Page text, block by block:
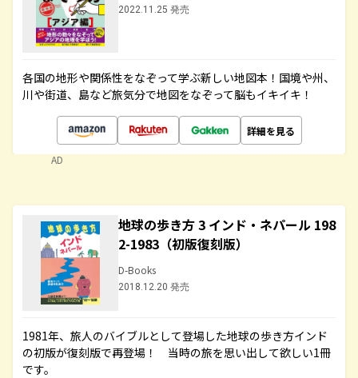
2022.11.25 発売
各国の地形や関係性をなぞって学ぶ新しい地図本！国境や州、
川や街道、島など旅気分で地図をなぞって脳もイキイキ！
詳細を見る
AD
地球の歩き方 3 インド・ネパール 198
2-1983（初版復刻版）
D-Books
2018.12.20 発売
1981年、旅人のバイブルとして登場した地球の歩き方インド
の初版が復刻版で再登場！ 当時の旅を思い出して欲しい1冊
です。